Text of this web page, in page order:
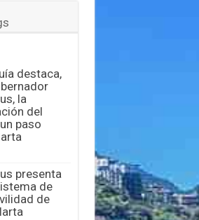
destaca,
la
del
paso
presenta
de
de